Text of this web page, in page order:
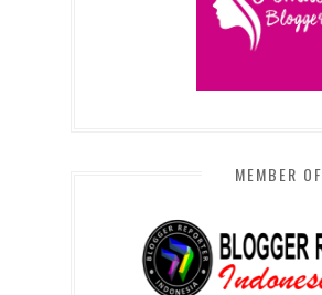
MEMBER OF